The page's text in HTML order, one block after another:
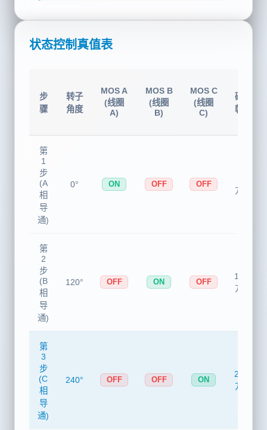
步
转子
MOS A
(线圈
MOS B
(线圈
MOS C
(线圈
磁场
第
1
步
(A
相
导
第
2
步
(B
相
导
通)
120°
第
3
步
(C
相
导
240°